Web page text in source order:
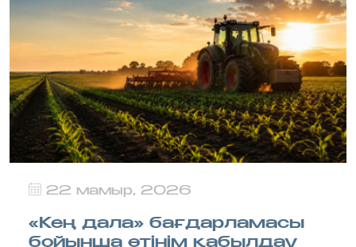
22 мамыр, 2026
«Кең дала» бағдарламасы
бойынша өтінім қабылдау